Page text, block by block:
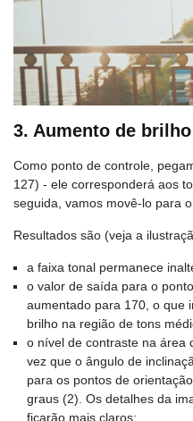
3. Aumento de
Como ponto de controle,
127) - ele corresponderá aos
seguida, vamos movê-lo para
Resultados são (veja a
a faixa tonal permanece
o valor de saída para o
aumentado para 170, o que
brilho na região de tons
o nível de contraste na área
vez que o ângulo de
para os pontos de
graus (2). Os detalhes da
ficarão mais claros;